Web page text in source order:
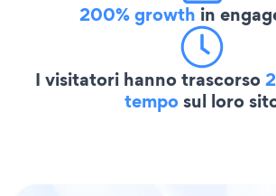
200% growth in
I visitatori hanno trascorso
temposul loro